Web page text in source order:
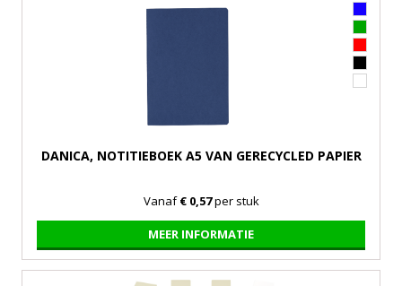
DANICA, NOTITIEBOEK A5 VAN GERECYCLED PAPIER
Vanaf€ 0,57per stuk
MEER INFORMATIE